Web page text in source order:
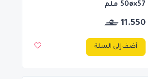
50ø×57 ملم
11.550
أضف إلى السلة